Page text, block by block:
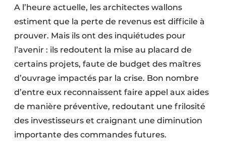
A l’heure actuelle, les architectes wallons
estiment que la perte de revenus est difficile à
prouver. Mais ils ont des inquiétudes pour
l’avenir : ils redoutent la mise au placard de
certains projets, faute de budget des maîtres
d’ouvrage impactés par la crise. Bon nombre
d’entre eux reconnaissent faire appel aux aides
de manière préventive, redoutant une frilosité
des investisseurs et craignant une diminution
importante des commandes futures.